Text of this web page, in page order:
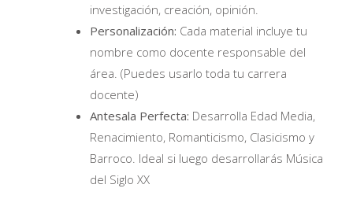
investigación, creación, opinión.
Personalización: Cada material incluye tu
nombre como docente responsable del
área. (Puedes usarlo toda tu carrera
docente)
Antesala Perfecta: Desarrolla Edad Media,
Renacimiento, Romanticismo, Clasicismo y
Barroco. Ideal si luego desarrollarás Música
del Siglo XX